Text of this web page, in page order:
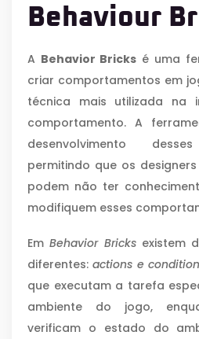
Behaviour
A Behavior Bricks é uma
criar comportamentos em
técnica mais utilizada na
comportamento. A
desenvolvimento
permitindo que os
podem não ter
modifiquem esses
EmBehavior Bricksexistem
diferentes:actions e
que executam a tarefa
ambiente do jogo,
verificam o estado do